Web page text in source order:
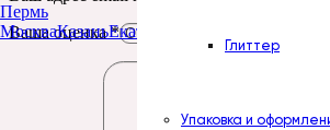
Глиттер
Упаковка и
Пермь
МоскваКазаньЕкатеринбург
Ваша оценка*